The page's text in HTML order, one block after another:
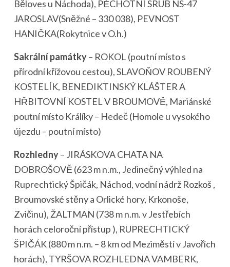
Běloves u Náchoda), PĚCHOTNÍ SRUB NS-47
JAROSLAV(Sněžné – 330 038), PEVNOST
HANIČKA(Rokytnice v O.h.)
Sakrální památky– ROKOL (poutní místo s
přírodní křížovou cestou), SLAVOŇOV ROUBENÝ
KOSTELÍK, BENEDIKTINSKÝ KLÁŠTER A
HŘBITOVNÍ KOSTEL V BROUMOVĚ, Mariánské
poutní místo Králíky – Hedeč (Homole u vysokého
újezdu – poutní místo)
Rozhledny– JIRÁSKOVA CHATA NA
DOBROŠOVĚ (623 m n.m., Jedinečný výhled na
Ruprechtický Špičák, Náchod, vodní nádrž Rozkoš ,
Broumovské stěny a Orlické hory, Krkonoše,
Zvičinu), ŽALTMAN (738 m n.m. v Jestřebích
horách celoroční přístup ), RUPRECHTICKÝ
ŠPIČÁK (880 m n.m. – 8 km od Meziměstí v Javořích
horách), TYRŠOVA ROZHLEDNA VAMBERK,